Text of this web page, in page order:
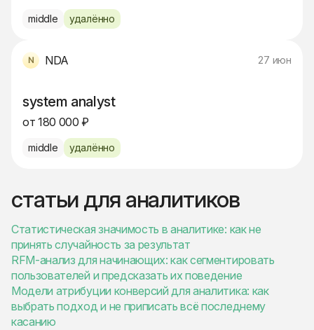
middle удалённо
NDA 27 июн
system analyst
от 180 000 ₽
middle удалённо
статьи для аналитиков
Статистическая значимость в аналитике: как не
принять случайность за результат
RFM-анализ для начинающих: как сегментировать
пользователей и предсказать их поведение
Модели атрибуции конверсий для аналитика: как
выбрать подход и не приписать всё последнему
касанию